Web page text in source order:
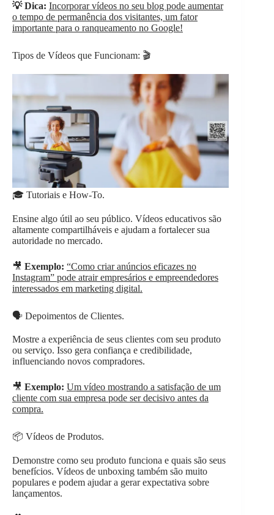
💡 Dica: Incorporar vídeos no seu blog pode aumentar
o tempo de permanência dos visitantes, um fator
importante para o ranqueamento no Google!
Tipos de Vídeos que Funcionam: 🎬
🎓 Tutoriais e How-To.
Ensine algo útil ao seu público. Vídeos educativos são
altamente compartilháveis e ajudam a fortalecer sua
autoridade no mercado.
🎥 Exemplo: “Como criar anúncios eficazes no
Instagram” pode atrair empresários e empreendedores
interessados em marketing digital.
🗣️ Depoimentos de Clientes.
Mostre a experiência de seus clientes com seu produto
ou serviço. Isso gera confiança e credibilidade,
influenciando novos compradores.
🎥 Exemplo: Um vídeo mostrando a satisfação de um
cliente com sua empresa pode ser decisivo antes da
compra.
📦 Vídeos de Produtos.
Demonstre como seu produto funciona e quais são seus
benefícios. Vídeos de unboxing também são muito
populares e podem ajudar a gerar expectativa sobre
lançamentos.